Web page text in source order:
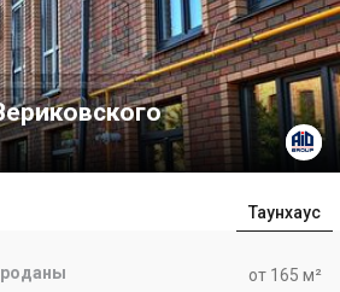
Таунхаус
от 165 м²